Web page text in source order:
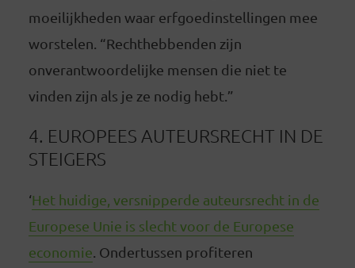
moeilijkheden waar erfgoedinstellingen mee
worstelen. “Rechthebbenden zijn
onverantwoordelijke mensen die niet te
vinden zijn als je ze nodig hebt.”
4. EUROPEES AUTEURSRECHT IN DE
STEIGERS
‘Het huidige, versnipperde auteursrecht in de
Europese Unie is slecht voor de Europese
economie . Ondertussen profiteren